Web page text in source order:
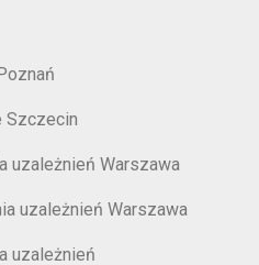
Szczecin
uzależnień Warszawa
uzależnień Warszawa
uzależnień